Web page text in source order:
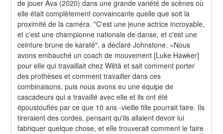
de jouer Ava (2020) dans une grande variété de scènes où
elle était complètement convaincante quelle que soit la
proximité de la caméra. "C'est une jeune actrice incroyable,
et c'est une championne nationale de danse, et c'est une
ceinture brune de karaté", a déclaré Johnstone. «Nous
avons embauché un coach de mouvement [Luke Hawker]
pour elle qui travaillait chez Wētā et sait comment porter
des prothèses et comment travailler dans ces
combinaisons, puis nous avons eu une équipe de
cascadeurs qui a travaillé avec elle et ils ont été
époustouflés par ce que 10 ans -vieille fille pourrait faire. Ils
tireraient des cordes, pensant qu'ils allaient devoir lui
fabriquer quelque chose, et elle trouverait comment le faire